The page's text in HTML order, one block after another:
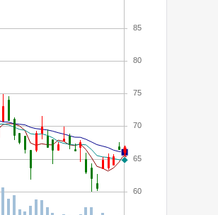
60
70
80
65
75
85